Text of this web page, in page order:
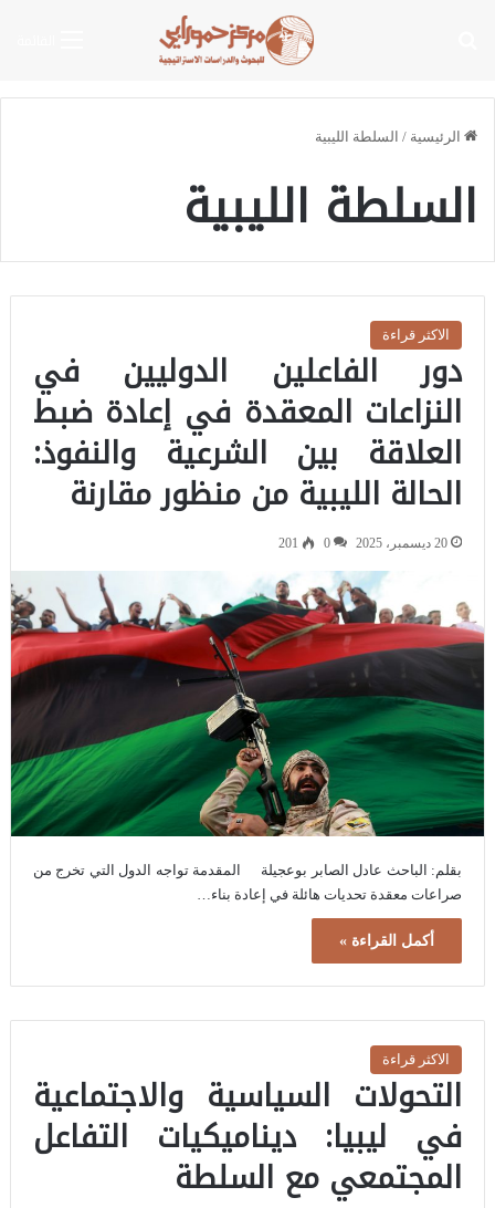
الرئيسية / السلطة الليبية
السلطة الليبية
الاكثر قراءة
دور الفاعلين الدوليين في
النزاعات المعقدة في إعادة ضبط
العلاقة بين الشرعية والنفوذ:
الحالة الليبية من منظور مقارنة‏
20 ديسمبر، 2025 0
201
‏بقلم: الباحث عادل الصابر بوعجيلة ‏المقدمة‏ تواجه الدول التي تخرج من
صراعات معقدة تحديات هائلة في إعادة بناء…
أكمل القراءة »
الاكثر قراءة
التحولات السياسية والاجتماعية
في ليبيا: ديناميكيات التفاعل
المجتمعي مع السلطة